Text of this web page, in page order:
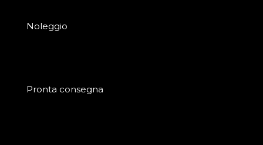
Noleggio
Pronta consegna